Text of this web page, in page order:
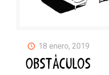
18 enero, 2019
OBSTÁCULOS